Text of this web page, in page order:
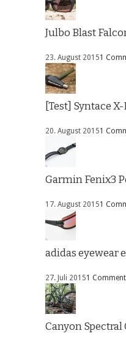
Julbo Blast
23. August 20151
[Test] Syntace
20. August 20151
Garmin Fenix3
17. August 20151
adidas eyewear
27. Juli 20151 Comment
Canyon Spectral